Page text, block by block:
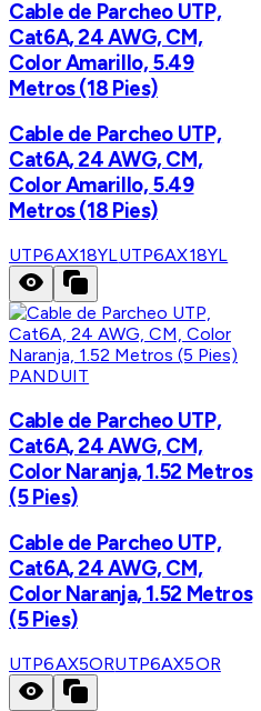
Cable de Parcheo UTP,
Cat6A, 24 AWG, CM,
Color Amarillo, 5.49
Metros (18 Pies)
Cable de Parcheo UTP,
Cat6A, 24 AWG, CM,
Color Amarillo, 5.49
Metros (18 Pies)
UTP6AX18YLUTP6AX18YL
PANDUIT
Cable de Parcheo UTP,
Cat6A, 24 AWG, CM,
Color Naranja, 1.52 Metros
(5 Pies)
Cable de Parcheo UTP,
Cat6A, 24 AWG, CM,
Color Naranja, 1.52 Metros
(5 Pies)
UTP6AX5ORUTP6AX5OR